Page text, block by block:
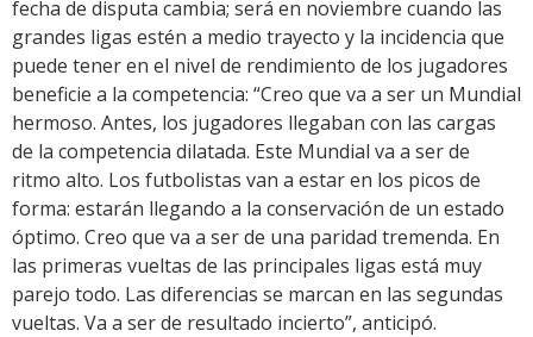
fecha de disputa cambia; será en noviembre cuando las
grandes ligas estén a medio trayecto y la incidencia que
puede tener en el nivel de rendimiento de los jugadores
beneficie a la competencia: “Creo que va a ser un Mundial
hermoso. Antes, los jugadores llegaban con las cargas
de la competencia dilatada. Este Mundial va a ser de
ritmo alto. Los futbolistas van a estar en los picos de
forma: estarán llegando a la conservación de un estado
óptimo. Creo que va a ser de una paridad tremenda. En
las primeras vueltas de las principales ligas está muy
parejo todo. Las diferencias se marcan en las segundas
vueltas. Va a ser de resultado incierto”, anticipó.